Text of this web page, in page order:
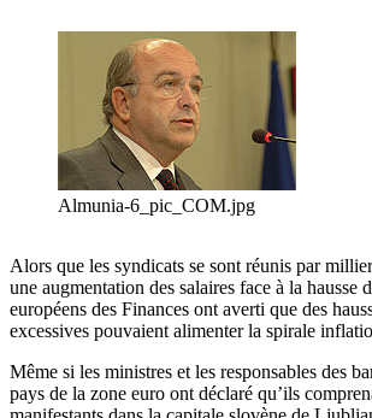
Almunia-6_pic_COM.jpg
Alors que les syndicats se sont réunis par
une augmentation des salaires face à la hausse
européens des Finances ont averti que des
excessives pouvaient alimenter la spirale
Même si les ministres et les responsables des
pays de la zone euro ont déclaré qu’ils